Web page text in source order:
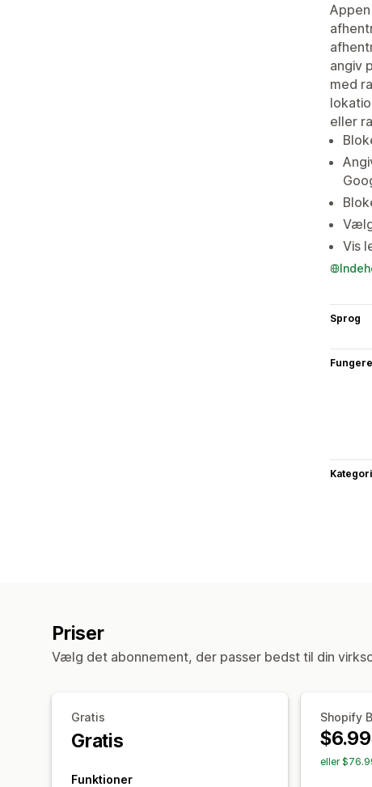
angiv
med
eller
Vis
Sprog
Priser
Vælg det abonnement, der passer bedst til din
Gratis
Gratis
Funktioner
Shopify
$6.99
eller